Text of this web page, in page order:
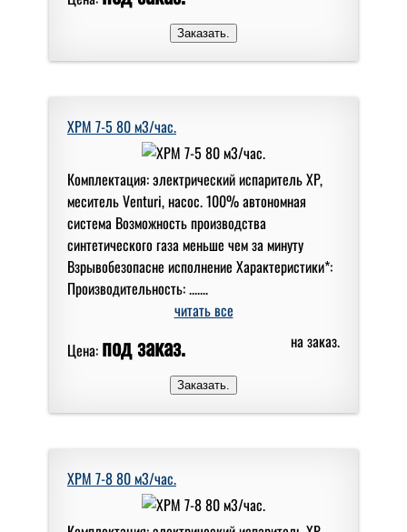
XPM 7-5 80 м3/час.
Комплектация: электрический испаритель XP,
меситель Venturi, насос. 100% автономная
система Возможность производства
синтетического газа меньше чем за минуту
Взрывобезопасне исполнение Характеристики*:
Производительность: .......
читать все
Цена: под заказ. на заказ.
XPM 7-8 80 м3/час.